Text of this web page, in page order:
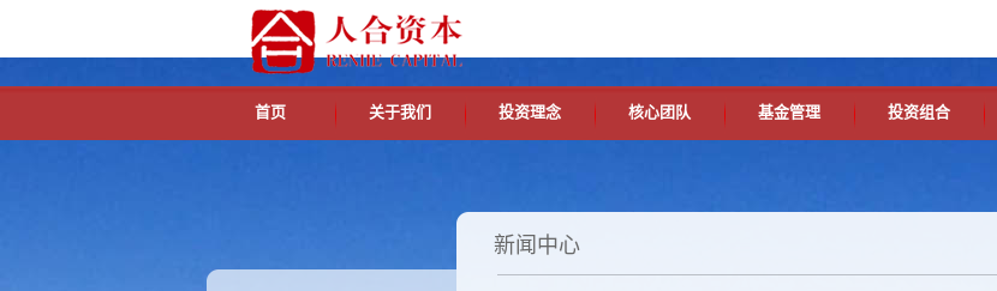
首页 关于我们 投资理念 核心团队 基金管理 投资组合
新闻中心